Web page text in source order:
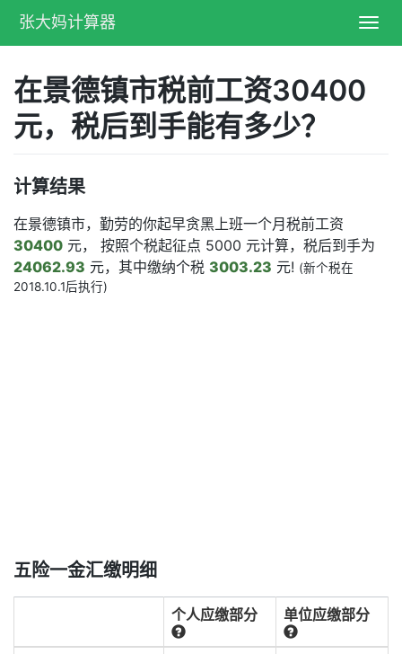
张大妈计算器
在景德镇市税前工资30400
元，税后到手能有多少？
计算结果
在景德镇市，勤劳的你起早贪黑上班一个月税前工资
30400 元， 按照个税起征点 5000 元计算，税后到手为
24062.93 元，其中缴纳个税 3003.23 元! (新个税在
2018.10.1后执行)
五险一金汇缴明细
个人应缴部分 单位应缴部分